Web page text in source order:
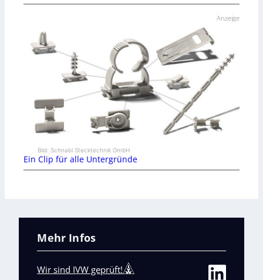
Anzeige
Bild: Schnabl Stecktechnik GmbH
Ein Clip für alle Untergründe
Mehr Infos
Wir sind IVW geprüft!